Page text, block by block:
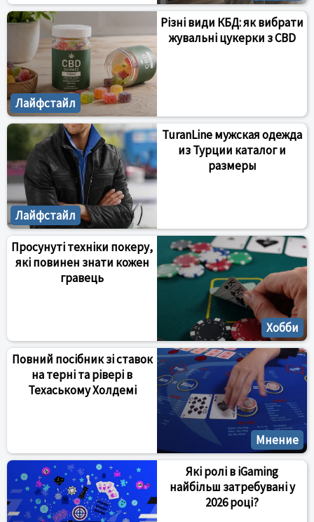
Лайфстайл
Різні види КБД: як вибрати
жувальні цукерки з CBD
Лайфстайл
TuranLine мужская одежда
из Турции каталог и
размеры
Хобби
Просунуті техніки покеру,
які повинен знати кожен
гравець
Мнение
Повний посібник зі ставок
на терні та рівері в
Техаському Холдемі
Які ролі в iGaming
найбільш затребувані у
2026 році?